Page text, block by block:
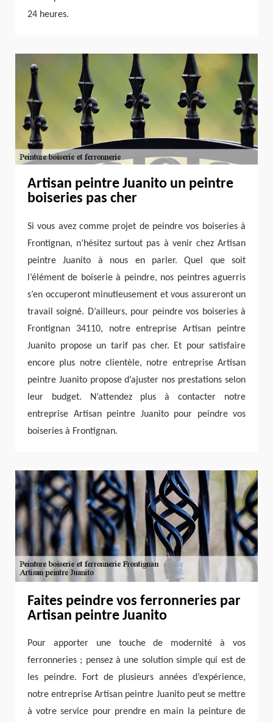
24 heures.
Artisan peintre Juanito un peintre
boiseries pas cher
Si vous avez comme projet de peindre vos boiseries à
Frontignan, n’hésitez surtout pas à venir chez Artisan
peintre Juanito à nous en parler. Quel que soit
l’élément de boiserie à peindre, nos peintres aguerris
s’en occuperont minutieusement et vous assureront un
travail soigné. D’ailleurs, pour peindre vos boiseries à
Frontignan 34110, notre entreprise Artisan peintre
Juanito propose un tarif pas cher. Et pour satisfaire
encore plus notre clientèle, notre entreprise Artisan
peintre Juanito propose d’ajuster nos prestations selon
leur budget. N’attendez plus à contacter notre
entreprise Artisan peintre Juanito pour peindre vos
boiseries à Frontignan.
Faites peindre vos ferronneries par
Artisan peintre Juanito
Pour apporter une touche de modernité à vos
ferronneries ; pensez à une solution simple qui est de
les peindre. Fort de plusieurs années d’expérience,
notre entreprise Artisan peintre Juanito peut se mettre
à votre service pour prendre en main la peinture de